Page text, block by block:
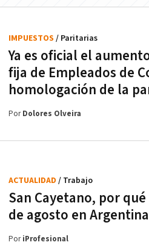
Ya es oficial el
fija de Empleados de
homologación de la
IMPUESTOS / Paritarias
PorDolores Olveira
San Cayetano, por
de agosto en Argentina
ACTUALIDAD / Trabajo
PoriProfesional